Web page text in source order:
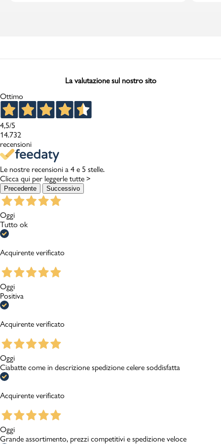
La valutazione sul nostro sito
Ottimo
4,5/5
14.732
recensioni
Le nostre recensioni a 4 e 5 stelle.
Clicca qui per leggerle tutte >
Precedente Successivo
Oggi
Tutto ok
Acquirente verificato
Oggi
Positiva
Acquirente verificato
Oggi
Ciabatte come in descrizione spedizione celere soddisfatta
Acquirente verificato
Oggi
Grande assortimento, prezzi competitivi e spedizione veloce